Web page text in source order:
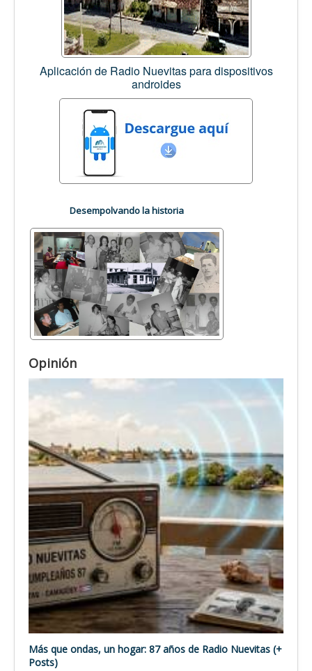
Aplicación de Radio Nuevitas para dispositivos
androides
Desempolvando la historia
Opinión
Más que ondas, un hogar: 87 años de Radio Nuevitas (+
Posts)